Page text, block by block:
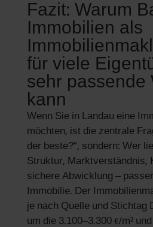
Fazit: Warum
Immobilien als
für viele
sehr passende
kann
Wenn Sie in Landau eine
möchten, ist die zentrale
der beste?“, sondern: Wer
Struktur, Marktverständnis,
sichere Abwicklung –
Immobilie. Der
je nach Quelle und Stichtag
um die 3.100–3.300 €/m²